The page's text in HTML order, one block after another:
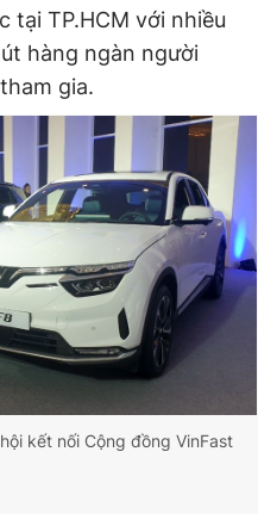
hệ quảng cáo
0908 780 404
Tòa soạn Chính sách bảo
tại TP.HCM với nhiều
hàng ngàn người
tham gia.
kết nối Cộng đồng VinFast